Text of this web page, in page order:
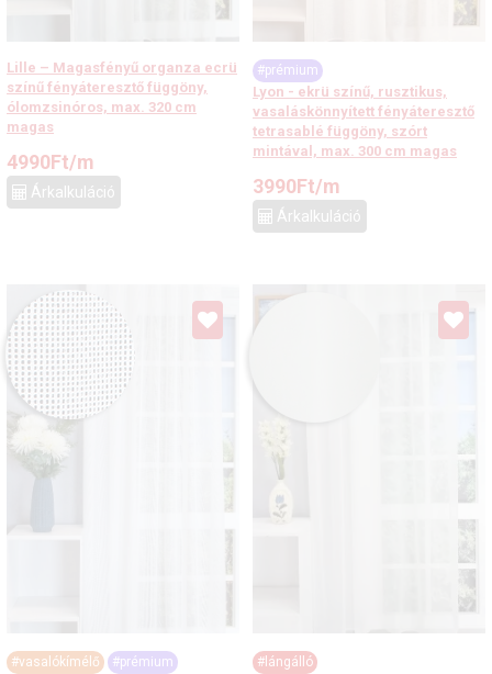
Lille – Magasfényű organza ecrü
színű fényáteresztő függöny,
ólomzsinóros, max. 320 cm
magas
4990Ft/m
Árkalkuláció
#prémium
Lyon - ekrü színű, rusztikus,
vasaláskönnyített fényáteresztő
tetrasablé függöny, szórt
mintával, max. 300 cm magas
3990Ft/m
Árkalkuláció
#vasalókímélő #prémium #lángálló